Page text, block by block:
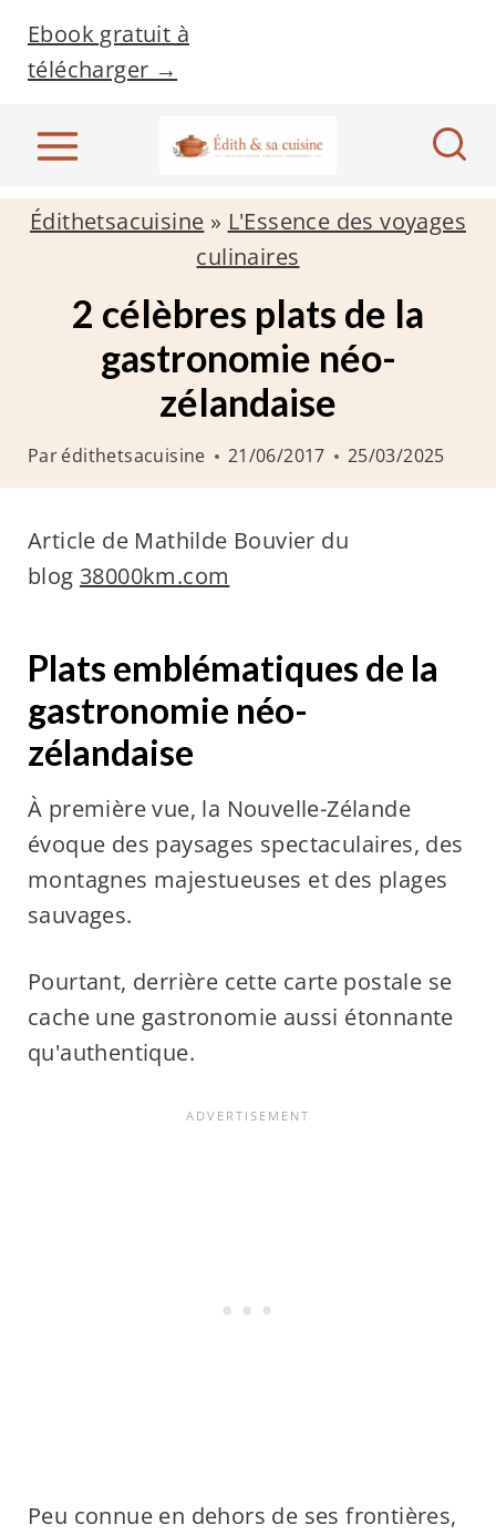
a
Ebook gratuit à
télécharger →
Édithetsacuisine » L'Essence des voyages
culinaires
2 célèbres plats de la
gastronomie néo-
zélandaise
Parédithetsacuisine 21/06/2017 25/03/2025
Article de Mathilde Bouvier du
blog 38000km.com
Plats emblématiques de la
gastronomie néo-
zélandaise
À première vue, la Nouvelle-Zélande
évoque des paysages spectaculaires, des
montagnes majestueuses et des plages
sauvages.
Pourtant, derrière cette carte postale se
cache une gastronomie aussi étonnante
qu'authentique.
Peu connue en dehors de ses frontières,